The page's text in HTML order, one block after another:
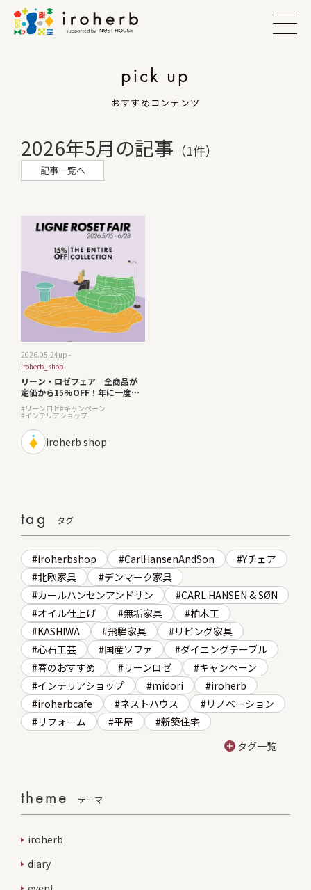
pick up
おすすめコンテンツ
2026年5月の記事 （1件）
記事一覧へ
リーン・ロゼフェア 全商品が
定価から15%OFF！年に一度の
チャンスです。
2026.05.24up -
iroherb_shop
リーンロゼ キャンペーン
インテリアショップ
iroherb shop
tag タグ
iroherbshop CarlHansenAndSon
Yチェア
北欧家具
デンマーク家具
カールハンセンアンドサン
CARL HANSEN & SØN
オイル仕上げ
無垢家具
柏木工
KASHIWA
飛騨家具
リビング家具
心石工芸
国産ソファ
ダイニングテーブル
春のおすすめ
リーンロゼ
キャンペーン
インテリアショップ
midori
iroherb
iroherbcafe
ネストハウス
リノベーション
リフォーム
平屋
新築住宅
タグ一覧
theme テーマ
iroherb
diary